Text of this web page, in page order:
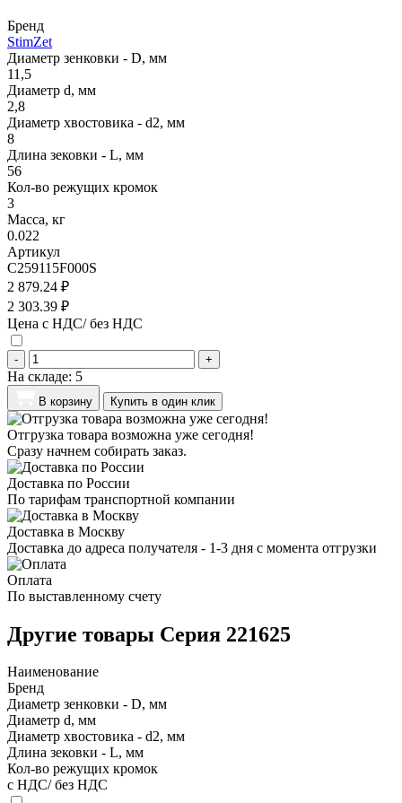
Бренд
StimZet
Диаметр зенковки - D, мм
11,5
Диаметр d, мм
2,8
Диаметр хвостовика - d2, мм
8
Длина зековки - L, мм
56
Кол-во режущих кромок
3
Масса, кг
0.022
Артикул
C259115F000S
2 879.24 ₽
2 303.39 ₽
Цена с НДС/ без НДС
- +
На складе: 5
В корзину Купить в один клик
Отгрузка товара возможна уже сегодня!
Сразу начнем собирать заказ.
Доставка по России
По тарифам транспортной компании
Доставка в Москву
Доставка до адреса получателя - 1-3 дня с момента отгрузки
Оплата
По выставленному счету
Другие товары Серия 221625
Наименование
Бренд
Диаметр зенковки - D, мм
Диаметр d, мм
Диаметр хвостовика - d2, мм
Длина зековки - L, мм
Кол-во режущих кромок
с НДС/ без НДС